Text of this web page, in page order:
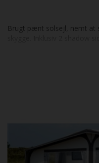
Brugt pænt solsejl, nemt